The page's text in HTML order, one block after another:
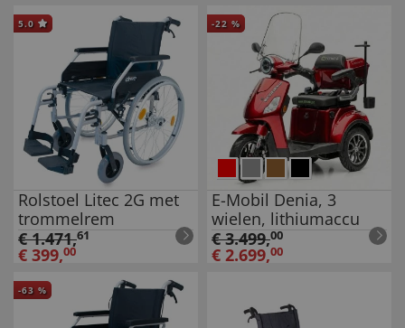
5.0
Rolstoel Litec 2G met
trommelrem
€1.471,61
€ 399,00
-22 %
E-Mobil Denia, 3
wielen, lithiumaccu
€3.499,00
€ 2.699,00
-63 %